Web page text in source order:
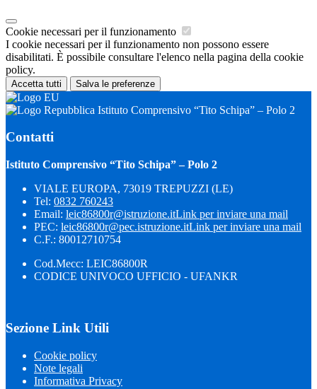
Cookie necessari per il funzionamento
I cookie necessari per il funzionamento non possono essere
disabilitati. È possibile consultare l'elenco nella pagina della cookie
policy.
Accetta tutti Salva le preferenze
Istituto Comprensivo “Tito Schipa” – Polo 2
Contatti
Istituto Comprensivo “Tito Schipa” – Polo 2
VIALE EUROPA, 73019 TREPUZZI (LE)
Tel: 0832 760243
Email: leic86800r@istruzione.itLink per inviare una mail
PEC: leic86800r@pec.istruzione.itLink per inviare una mail
C.F.: 80012710754
Cod.Mecc: LEIC86800R
CODICE UNIVOCO UFFICIO - UFANKR
Sezione Link Utili
Cookie policy
Note legali
Informativa Privacy